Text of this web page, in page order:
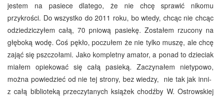
jestem na pasiece dlatego, że nie chcę sprawić nikomu
przykrości. Do wszystko do 2011 roku, bo wtedy, chcąc nie chcąc
odziedziczyłem całą, 70 pniową pasiekę. Zostałem rzucony na
głęboką wodę. Coś pękło, poczułem że nie tylko muszę, ale chcę
zająć się pszczołami. Jako kompletny amator, a ponad to dzieciak
miałem opiekować się całą pasieką. Zaczynałem nietypowo,
można powiedzieć od nie tej strony, bez wiedzy, nie tak jak inni-
z całą biblioteką przeczytanych książek chodźby W. Ostrowskiej